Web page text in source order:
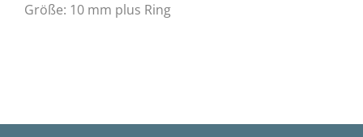
Größe: 10 mm plus Ring